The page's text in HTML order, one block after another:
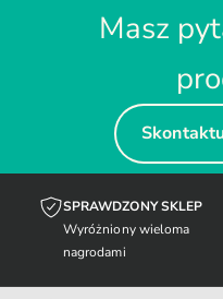
Masz
SPRAWDZONY SKLEP
Wyróżniony wieloma
nagrodami